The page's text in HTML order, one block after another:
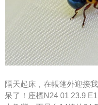
隔天起床，在帳蓬外迎接
呆了！ 座標N24 01 23.9